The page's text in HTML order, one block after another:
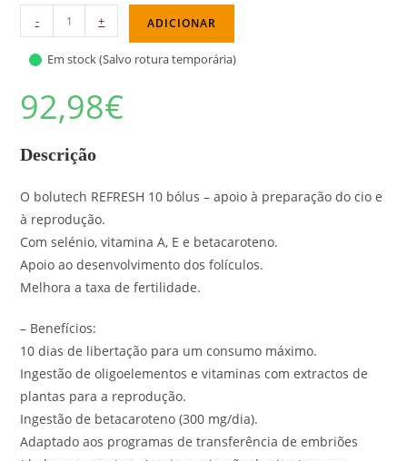
- + ADICIONAR
Em stock (Salvo rotura temporária)
92,98€
Descrição
O bolutech REFRESH 10 bólus – apoio à preparação do cio e
à reprodução.
Com selénio, vitamina A, E e betacaroteno.
Apoio ao desenvolvimento dos folículos.
Melhora a taxa de fertilidade.
– Benefícios:
10 dias de libertação para um consumo máximo.
Ingestão de oligoelementos e vitaminas com extractos de
plantas para a reprodução.
Ingestão de betacaroteno (300 mg/dia).
Adaptado aos programas de transferência de embriões